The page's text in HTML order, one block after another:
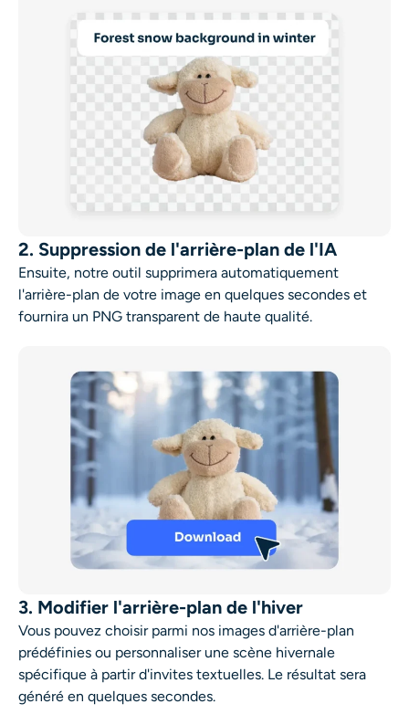
2. Suppression de l'arrière-plan de l'IA
Ensuite, notre outil supprimera automatiquement
l'arrière-plan de votre image en quelques secondes et
fournira un PNG transparent de haute qualité.
3. Modifier l'arrière-plan de l'hiver
Vous pouvez choisir parmi nos images d'arrière-plan
prédéfinies ou personnaliser une scène hivernale
spécifique à partir d'invites textuelles. Le résultat sera
généré en quelques secondes.